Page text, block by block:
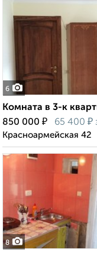
6
Комната в 3-к
850 000 ₽ 65 400 ₽
Красноармейская 42
8